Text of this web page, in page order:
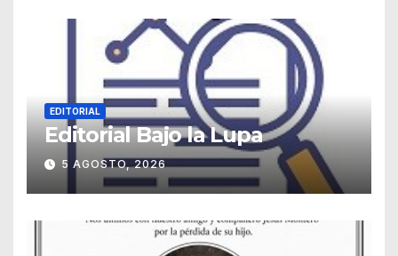
EDITORIAL
Editorial Bajo la Lupa
5 AGOSTO, 2026